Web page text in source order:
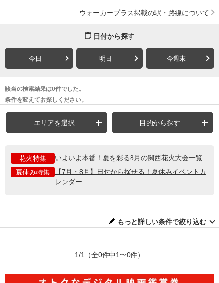
ウォーカープラス掲載の駅・路線について
日付から探す
今日 明日 今週末
該当の検索結果は0件でした。
条件を変えてお探しください。
エリアを選択 目的から探す
花火特集
いよいよ本番！夏を彩る8月の関西花火大会一覧
夏休み特集
【7月・8月】日付から探せる！夏休みイベントカ
レンダー
もっと詳しい条件で絞り込む
1/1 （全0件中1〜0件）